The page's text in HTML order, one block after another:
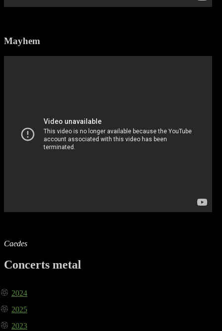
Mayhem
Caedes
Concerts metal
2024
2025
2023